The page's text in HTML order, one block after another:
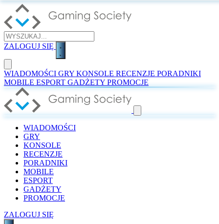
ZALOGUJ SIĘ
WIADOMOŚCI GRY KONSOLE RECENZJE PORADNIKI
MOBILE ESPORT GADŻETY PROMOCJE
WIADOMOŚCI
GRY
KONSOLE
RECENZJE
PORADNIKI
MOBILE
ESPORT
GADŻETY
PROMOCJE
ZALOGUJ SIĘ